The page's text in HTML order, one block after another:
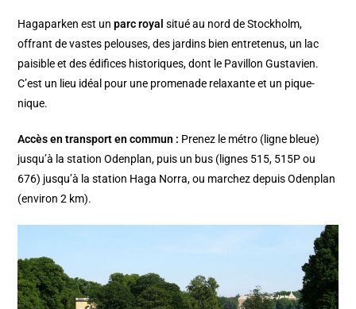
Hagaparken est unparc royal situé au nord de Stockholm,
offrant de vastes pelouses, des jardins bien entretenus, un lac
paisible et des édifices historiques, dont le Pavillon Gustavien.
C’est un lieu idéal pour une promenade relaxante et un pique-
nique.
Accès en transport en commun : Prenez le métro (ligne bleue)
jusqu’à la station Odenplan, puis un bus (lignes 515, 515P ou
676) jusqu’à la station Haga Norra, ou marchez depuis Odenplan
(environ 2 km).